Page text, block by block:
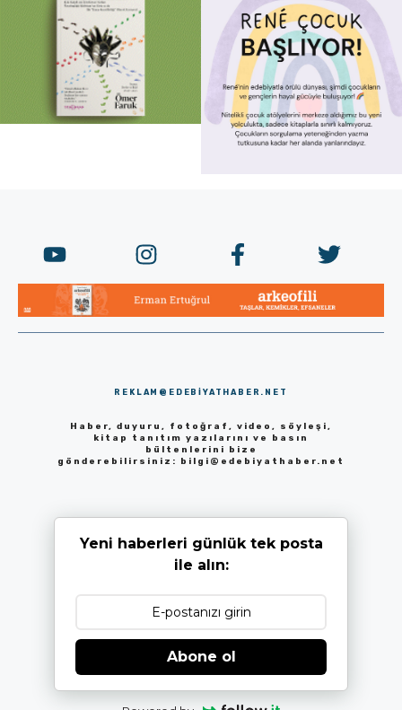
REKLAM@EDEBIYATHABER.NET
Haber, duyuru, fotoğraf, video, söyleşi,
kitap tanıtım yazılarını ve basın
bültenlerini bize
gönderebilirsiniz: bilgi@edebiyathaber.net
Yeni haberleri günlük tek posta
ile alın:
Abone ol